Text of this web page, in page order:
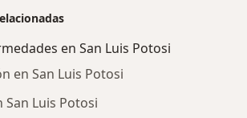
en San Luis Potosi
en San Luis Potosi
San Luis Potosi